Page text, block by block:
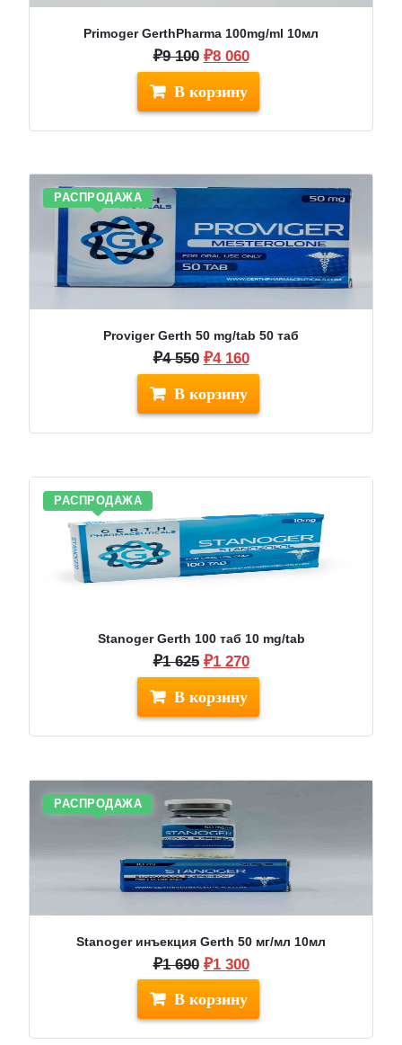
Primoger GerthPharma 100mg/ml 10мл
₽9 100 Первоначальная
цена
составляла
₽9
100.
₽8 060Текущая
цена:
060.
РАСПРОДАЖА
Proviger Gerth 50 mg/tab 50 таб
₽4 550 Первоначальная
цена
составляла
₽4
550.
₽4 160Текущая
цена:
160.
РАСПРОДАЖА
Stanoger Gerth 100 таб 10 mg/tab
₽1 625 Первоначальная
цена
составляла
₽1
625.
₽1 270Текущая
цена:
270.
РАСПРОДАЖА
Stanoger инъекция Gerth 50 мг/мл 10мл
₽1 690 Первоначальная
цена
составляла
₽1
690.
₽1 300Текущая
цена:
300.